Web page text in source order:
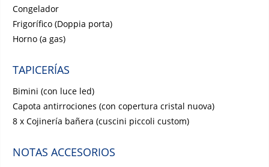
Congelador
Frigorífico (Doppia porta)
Horno (a gas)
TAPICERÍAS
Bimini (con luce led)
Capota antirrociones (con copertura cristal nuova)
8 x Cojinería bañera (cuscini piccoli custom)
NOTAS ACCESORIOS